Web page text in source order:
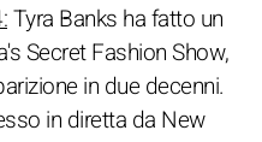
Tyra Banks ha fatto un
Secret Fashion Show,
in due decenni.
in diretta da New